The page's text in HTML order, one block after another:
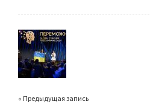
o
o
k
er
« Предыдущая запись